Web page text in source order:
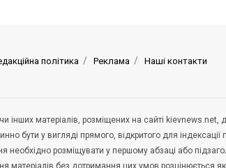
політика Реклама Наші контакти
інших матеріалів, розміщених на сайті
бути у вигляді прямого, відкритого для
необхідно розміщувати у першому абзаці або
матеріалів без дотримання цих умов розцінюється